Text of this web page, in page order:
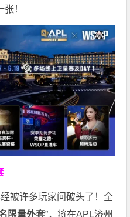
！
被许多玩家问破头了！全
限量外套”，将在APL济州